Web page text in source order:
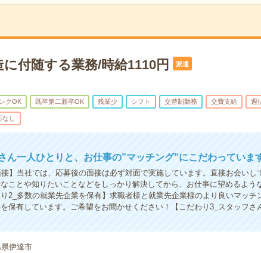
付随する業務/時給1110円 派遣
クOK 既卒第二新卒OK 残業少 シフト 交替制勤務 交費支給 週
なし
ん一人ひとりと、お仕事の”マッチング”にこだわっていま
接】当社では、応募後の面接は必ず対面で実施しています。直接お会いし
ことや知りたいことなどをしっかり解決してから、お仕事に望めるよう
2_多数の就業先企業を保有】求職者様と就業先企業様のより良いマッチ
保有しています。ご希望をお聞かせください！【こだわり3_スタッフさ
伊達市